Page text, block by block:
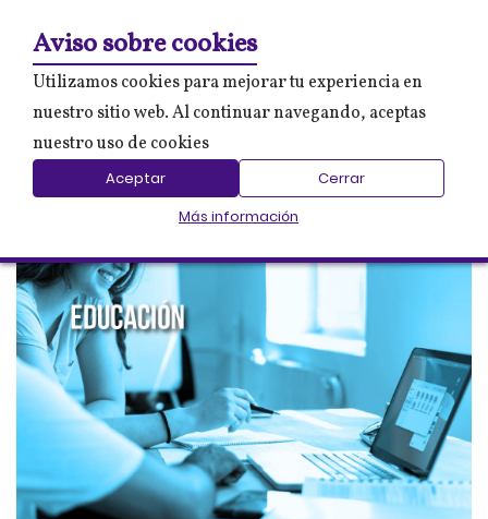
Aviso sobre cookies
Utilizamos cookies para mejorar tu experiencia en
nuestro sitio web. Al continuar navegando, aceptas
nuestro uso de cookies
Aceptar
Cerrar
Más información